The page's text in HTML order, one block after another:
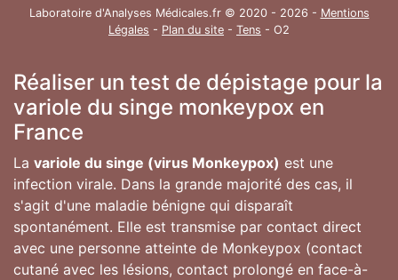
Laboratoire d'Analyses Médicales.fr © 2020 - 2026 - Mentions
Légales - Plan du site - Tens - O2
Réaliser un test de dépistage pour la
variole du singe monkeypox en
France
La variole du singe (virus Monkeypox) est une
infection virale. Dans la grande majorité des cas, il
s'agit d'une maladie bénigne qui disparaît
spontanément. Elle est transmise par contact direct
avec une personne atteinte de Monkeypox (contact
cutané avec les lésions, contact prolongé en face-à-